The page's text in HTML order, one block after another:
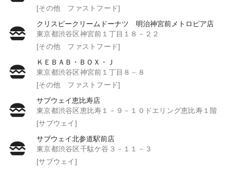
[その他 ファストフード]
クリスピークリームドーナツ 明治神宮前メトロピア店
東京都渋谷区神宮前１丁目１８－２２
[その他 ファストフード]
ＫＥＢＡＢ・ＢＯＸ・Ｊ
東京都渋谷区神宮前１丁目８－８
[その他 ファストフード]
サブウェイ恵比寿店
東京都渋谷区恵比寿１－９－１０ドエリング恵比寿１階
[サブウェイ]
サブウェイ北参道駅前店
東京都渋谷区千駄ケ谷３－１１－３
[サブウェイ]